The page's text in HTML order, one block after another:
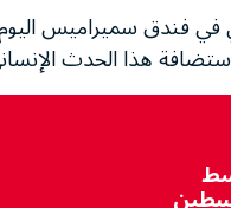
سميراميس اليوم في
هذا الحدث